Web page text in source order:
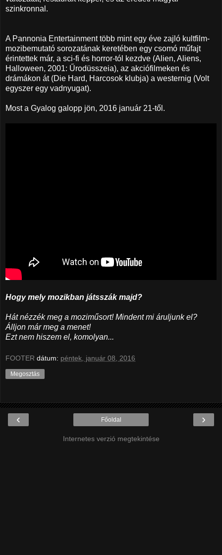
szinkronnal.
A Pannonia Entertainment több mint egy éve zajló kultfilm-
mozibemutató sorozatának keretében egy csomó műfajt
érintettek már, a sci-fi és horror-tól kezdve (Alien, Aliens,
Halloween, 2001: Űrodüsszeia), az akciófilmeken és
drámákon át (Die Hard, Harcosok klubja) a westernig (Volt
egyszer egy vadnyugat).
Most a Gyalog galopp jön, 2016 január 21-től.
Hogy mely mozikban játsszák majd?
Hát nézzék meg a moziműsort! Mindent mi áruljunk el?
Álljon már meg a menet!
Ezt nem hiszem el, komolyan...
FOOTER dátum: péntek, január 08, 2016
Megosztás
‹ ›
Főoldal
Internetes verzió megtekintése